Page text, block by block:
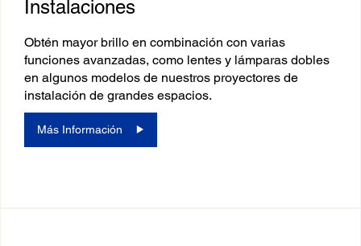
Instalaciones
Obtén mayor brillo en combinación con varias
funciones avanzadas, como lentes y lámparas dobles
en algunos modelos de nuestros proyectores de
instalación de grandes espacios.
Más Información